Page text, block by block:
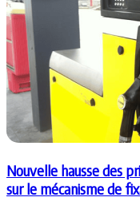
Nouvelle hausse des
sur le mécanisme de